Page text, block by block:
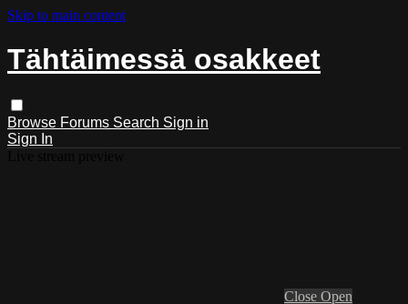
Skip to main content
Tähtäimessä osakkeet
Browse Forums Search Sign in
Sign In
Close Open